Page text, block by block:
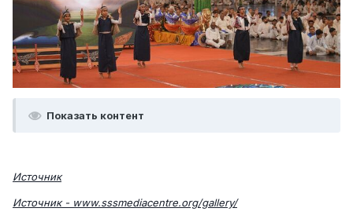
Показать контент
Источник
Источник - www.sssmediacentre.org/gallery/